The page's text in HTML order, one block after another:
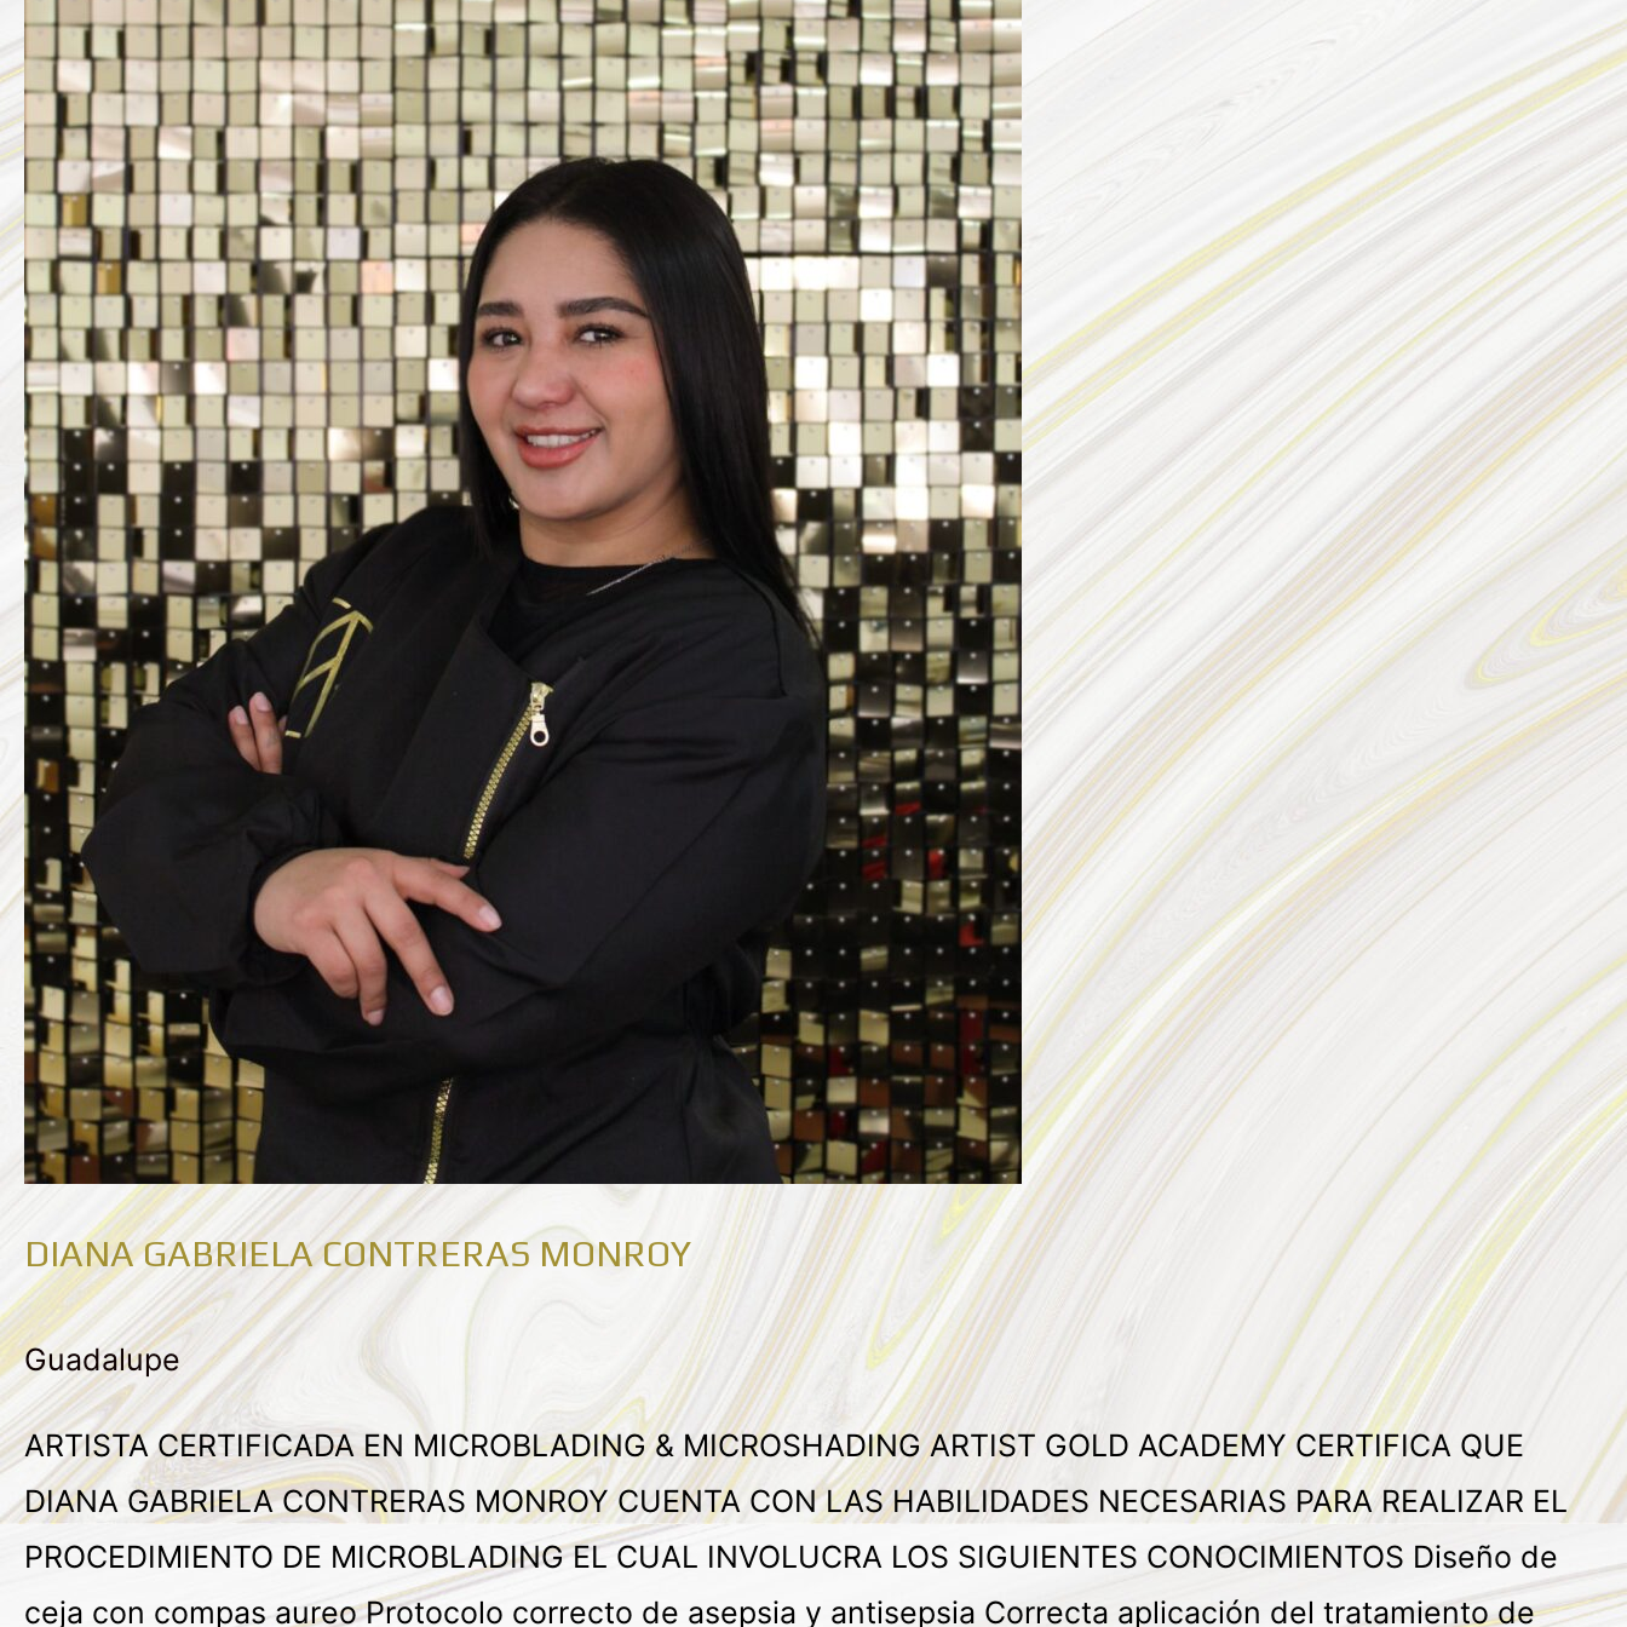
DIANA GABRIELA CONTRERAS MONROY
Guadalupe
ARTISTA CERTIFICADA EN MICROBLADING & MICROSHADING ARTIST GOLD ACADEMY CERTIFICA QUE
DIANA GABRIELA CONTRERAS MONROY CUENTA CON LAS HABILIDADES NECESARIAS PARA REALIZAR EL
PROCEDIMIENTO DE MICROBLADING EL CUAL INVOLUCRA LOS SIGUIENTES CONOCIMIENTOS Diseño de
ceja con compas aureo Protocolo correcto de asepsia y antisepsia Correcta aplicación del tratamiento de
GABRIELA
CONTRERAS
MONROY